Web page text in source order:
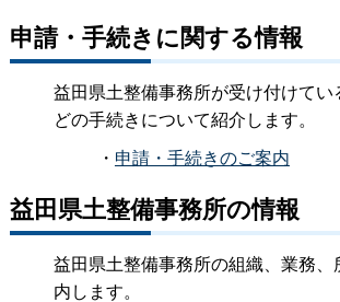
申請・手続きに関する情報
益田県土整備事務所が受け付けて
どの手続きについて紹介します。
・ 申請・手続きのご案内
益田県土整備事務所の情報
益田県土整備事務所の組織、業務
内します。